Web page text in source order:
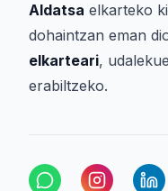
Aldatsa elkarteko
dohaintzan eman
elkarteari,
erabiltzeko.